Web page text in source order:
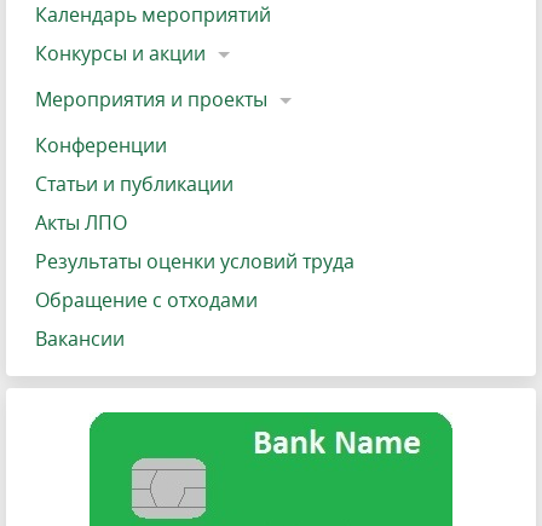
Календарь мероприятий
Конкурсы и акции
Мероприятия и проекты
Конференции
Статьи и публикации
Акты ЛПО
Результаты оценки условий труда
Обращение с отходами
Вакансии